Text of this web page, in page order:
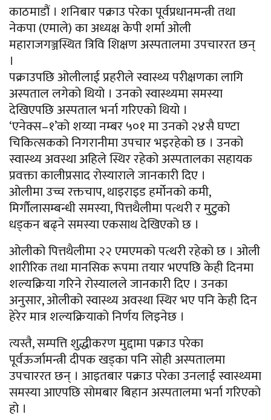
काठमाडौं । शनिबार पक्राउ परेका पूर्वप्रधानमन्त्री तथा
नेकपा (एमाले) का अध्यक्ष केपी शर्मा ओली
महाराजगञ्जस्थित त्रिवि शिक्षण अस्पतालमा उपचाररत छन्
।
पक्राउपछि ओलीलाई प्रहरीले स्वास्थ्य परीक्षणका लागि
अस्पताल लगेको थियो । उनको स्वास्थ्यमा समस्या
देखिएपछि अस्पताल भर्ना गरिएको थियो ।
‘एनेक्स–१’को शय्या नम्बर ५०१ मा उनको २४सै घण्टा
चिकित्सकको निगरानीमा उपचार भइरहेको छ । उनको
स्वास्थ्य अवस्था अहिले स्थिर रहेको अस्पतालका सहायक
प्रवक्ता कालीप्रसाद रोस्याराले जानकारी दिए ।
ओलीमा उच्च रक्तचाप, थाइराइड हर्मोनको कमी,
मिर्गौलासम्बन्धी समस्या, पित्तथैलीमा पत्थरी र मुटुको
धड्कन बढ्ने समस्या एकसाथ देखिएको छ ।
ओलीको पित्तथैलीमा २२ एमएमको पत्थरी रहेको छ । ओली
शारीरिक तथा मानसिक रूपमा तयार भएपछि केही दिनमा
शल्यक्रिया गरिने रोस्यालले जानकारी दिए । उनका
अनुसार, ओलीको स्वास्थ्य अवस्था स्थिर भए पनि केही दिन
हेरेर मात्र शल्यक्रियाको निर्णय लिइनेछ ।
त्यस्तै, सम्पत्ति शुद्धीकरण मुद्दामा पक्राउ परेका
पूर्वऊर्जामन्त्री दीपक खड्का पनि सोही अस्पतालमा
उपचाररत छन् । आइतबार पक्राउ परेका उनलाई स्वास्थ्यमा
समस्या आएपछि सोमबार बिहान अस्पतालमा भर्ना गरिएको
हो ।